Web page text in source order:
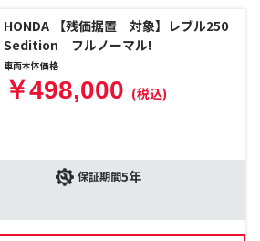
HONDA 【残価据置 対象】レブル250
Sedition フルノーマル!
車両本体価格
￥498,000 (税込)
保証期間5年